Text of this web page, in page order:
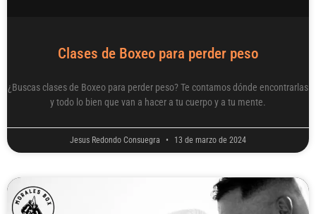
Clases de Boxeo para perder peso
¿Buscas clases de Boxeo para perder peso? Te contamos dónde encontrarlas
y todo lo bien que van a hacer a tu cuerpo y a tu mente.
Jesus Redondo Consuegra 13 de marzo de 2024